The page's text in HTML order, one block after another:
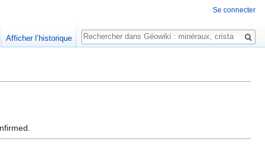
Se connecter
Afficher l’historique
Rechercher